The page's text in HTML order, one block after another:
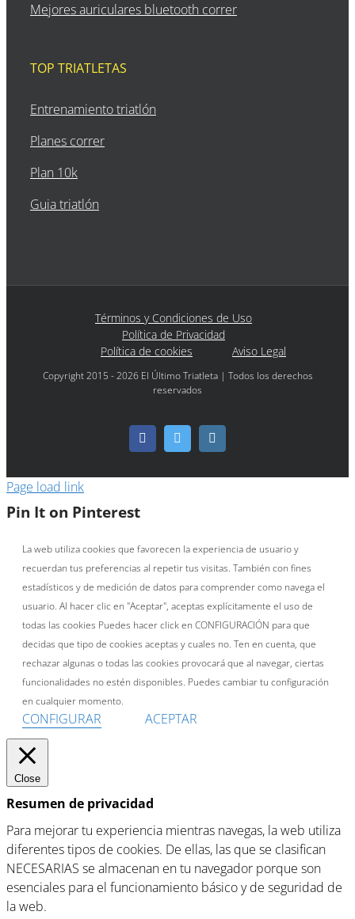
Mejores auriculares bluetooth correr
TOP TRIATLETAS
Entrenamiento triatlón
Planes correr
Plan 10k
Guia triatlón
Términos y Condiciones de Uso
Política de Privacidad
Política de cookies
Aviso Legal
Copyright 2015 - 2026 El Último Triatleta | Todos los derechos
reservados
FacebookTwitter
Page load link
Pin It on Pinterest
La web utiliza cookies que favorecen la experiencia de usuario y
recuerdan tus preferencias al repetir tus visitas. También con fines
estadísticos y de medición de datos para comprender como navega el
usuario. Al hacer clic en "Aceptar", aceptas explícitamente el uso de
todas las cookies Puedes hacer click en CONFIGURACIÓN para que
decidas que tipo de cookies aceptas y cuales no. Ten en cuenta, que
rechazar algunas o todas las cookies provocará que al navegar, ciertas
funcionalidades no estén disponibles. Puedes cambiar tu configuración
en cualquier momento.
CONFIGURAR ACEPTAR
Close
Resumen de privacidad
Para mejorar tu experiencia mientras navegas, la web utiliza
diferentes tipos de cookies. De ellas, las que se clasifican
NECESARIAS se almacenan en tu navegador porque son
esenciales para el funcionamiento básico y de seguridad de
la web.